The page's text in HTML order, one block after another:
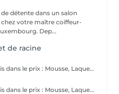
détente dans un salon
votre maître coiffeur-
Dep...
de racine
Tous ces produits sont compris dans le prix : Mousse, Laque, Gel, Soin démêlant, Shampoing spécifique. Tous les produits que nous utilisons sont des produits de qualité professionnelle.
Tous ces produits sont compris dans le prix : Mousse, Laque, Gel, Soin démêlant, Shampoing spécifique. Tous les produits que nous utilisons sont des produits de qualité professionnelle.